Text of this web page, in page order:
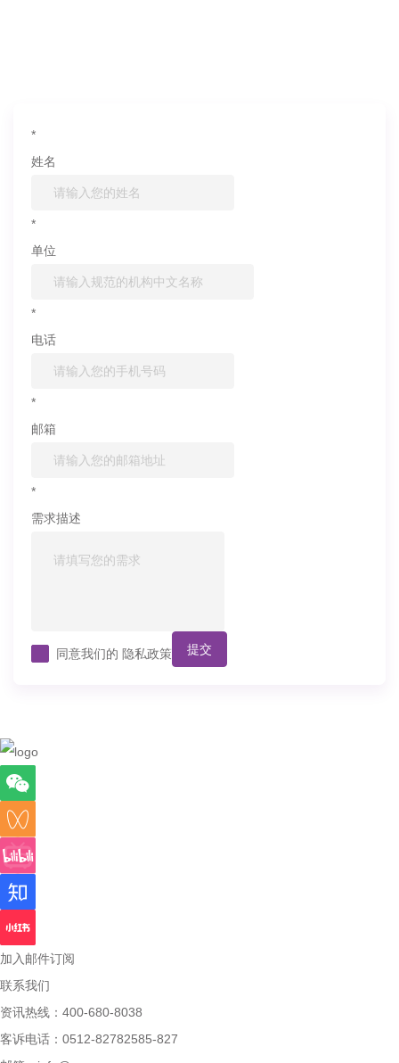
*
姓名
*
单位
*
电话
*
邮箱
*
需求描述
同意我们的 隐私政策 提交
加入邮件订阅
联系我们
资讯热线：400-680-8038
客诉电话：0512-82782585-827